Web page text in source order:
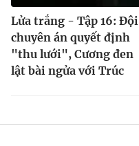
Lửa trắng - Tập 16: Đội
chuyên án quyết định
"thu lưới", Cương đen
lật bài ngửa với Trúc